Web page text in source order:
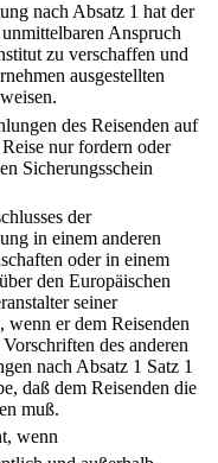
nach Absatz 1 hat der
Anspruch
zu verschaffen und
ausgestellten
des Reisenden auf
nur fordern oder
Sicherungsschein
der
in einem anderen
oder in einem
den Europäischen
seiner
er dem Reisenden
des anderen
nach Absatz 1 Satz 1
daß dem Reisenden die
muß.
wenn